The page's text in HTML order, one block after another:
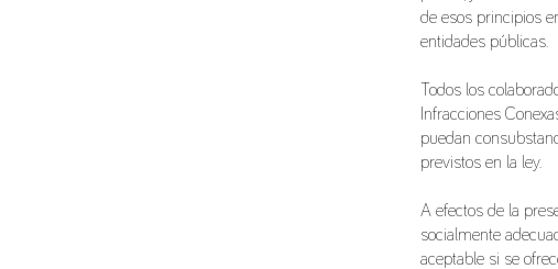
de esos principios
entidades públicas.
Todos los
Infracciones
puedan
previstos en la ley.
A efectos de la
socialmente
aceptable si se